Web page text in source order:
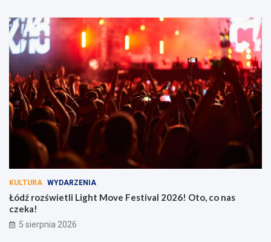
KULTURA WYDARZENIA
Łódź rozświetli Light Move Festival 2026! Oto, co nas
czeka!
5 sierpnia 2026